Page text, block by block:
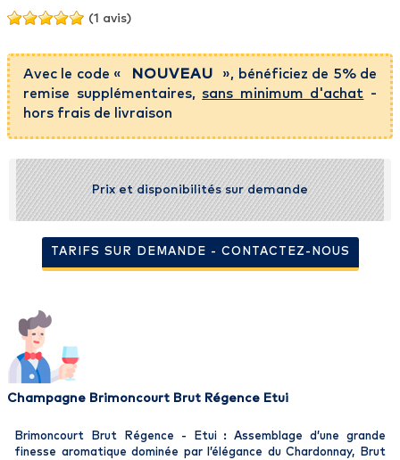
(1 avis)
Avec le code « NOUVEAU
», bénéficiez de 5% de
remise supplémentaires,sans minimum d'achat -
hors frais de livraison
Prix et disponibilités sur demande
TARIFS SUR DEMANDE - CONTACTEZ-NOUS
Champagne Brimoncourt Brut Régence Etui
Brimoncourt Brut Régence - Etui : Assemblage d’une grande
finesse aromatique dominée par l’élégance du Chardonnay, Brut